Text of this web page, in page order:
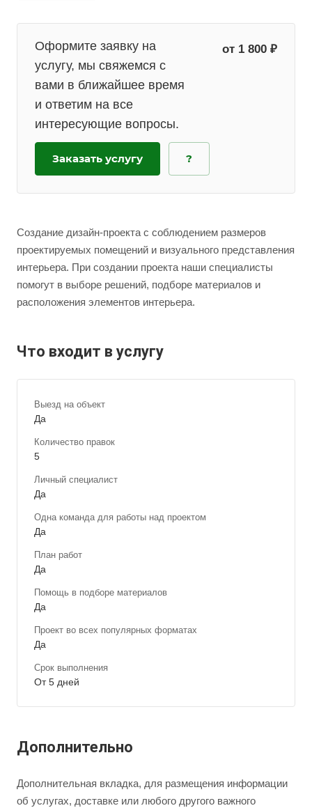
Оформите заявку на
услугу, мы свяжемся с
вами в ближайшее время
и ответим на все
интересующие вопросы.
от 1 800 ₽
Заказать услугу ?
Создание дизайн-проекта с соблюдением размеров
проектируемых помещений и визуального представления
интерьера. При создании проекта наши специалисты
помогут в выборе решений, подборе материалов и
расположения элементов интерьера.
Что входит в услугу
Выезд на объект
Да
Количество правок
5
Личный специалист
Да
Одна команда для работы над проектом
Да
План работ
Да
Помощь в подборе материалов
Да
Проект во всех популярных форматах
Да
Срок выполнения
От 5 дней
Дополнительно
Дополнительная вкладка, для размещения информации
об услугах, доставке или любого другого важного